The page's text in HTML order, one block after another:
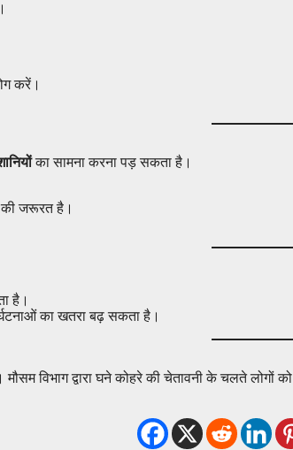
करें।
का सामना करना पड़ सकता है।
की जरूरत है।
है।
का खतरा बढ़ सकता है।
विभाग द्वारा घने कोहरे की चेतावनी के चलते